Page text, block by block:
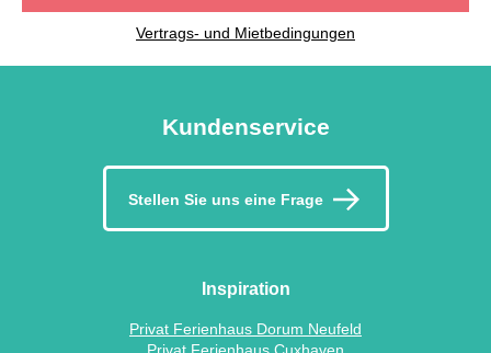
Vertrags- und Mietbedingungen
Kundenservice
Stellen Sie uns eine Frage
Inspiration
Privat Ferienhaus Dorum Neufeld
Privat Ferienhaus Cuxhaven